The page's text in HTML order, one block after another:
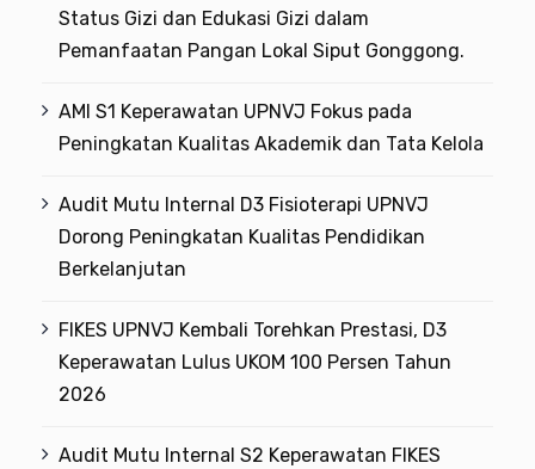
Status Gizi dan Edukasi Gizi dalam
Pemanfaatan Pangan Lokal Siput Gonggong.
AMI S1 Keperawatan UPNVJ Fokus pada
Peningkatan Kualitas Akademik dan Tata Kelola
Audit Mutu Internal D3 Fisioterapi UPNVJ
Dorong Peningkatan Kualitas Pendidikan
Berkelanjutan
FIKES UPNVJ Kembali Torehkan Prestasi, D3
Keperawatan Lulus UKOM 100 Persen Tahun
2026
Audit Mutu Internal S2 Keperawatan FIKES